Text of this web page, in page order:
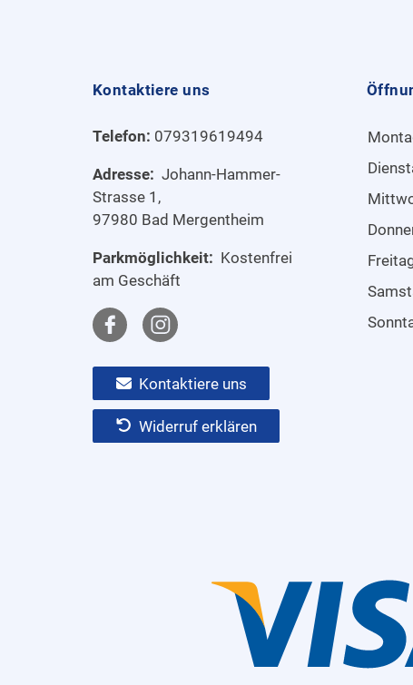
Kontaktiere uns
Telefon: 079319619494
Adresse: Johann-Hammer-
Strasse 1,
97980 Bad Mergentheim
Parkmöglichkeit: Kostenfrei
am Geschäft
Kontaktiere uns
Widerruf erklären